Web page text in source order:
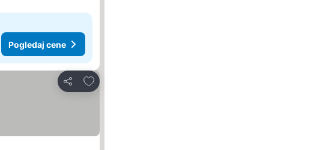
Pogledaj cene
Deli
Dodati u favorite